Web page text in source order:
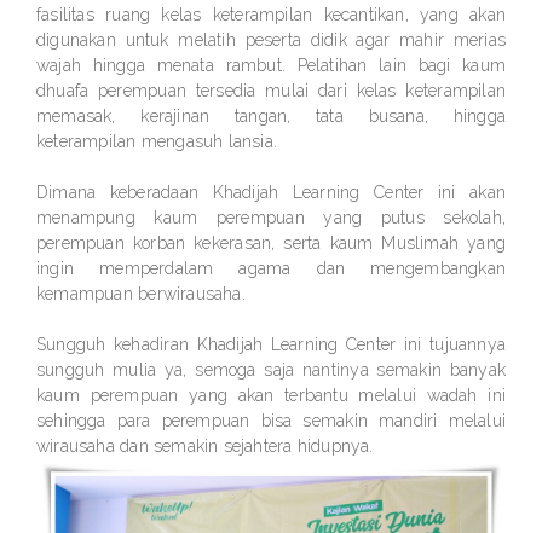
fasilitas ruang kelas keterampilan kecantikan, yang akan
digunakan untuk melatih peserta didik agar mahir merias
wajah hingga menata rambut. Pelatihan lain bagi kaum
dhuafa perempuan tersedia mulai dari kelas keterampilan
memasak, kerajinan tangan, tata busana, hingga
keterampilan mengasuh lansia.
Dimana keberadaan Khadijah Learning Center ini akan
menampung kaum perempuan yang putus sekolah,
perempuan korban kekerasan, serta kaum Muslimah yang
ingin memperdalam agama dan mengembangkan
kemampuan berwirausaha.
Sungguh kehadiran Khadijah Learning Center ini tujuannya
sungguh mulia ya, semoga saja nantinya semakin banyak
kaum perempuan yang akan terbantu melalui wadah ini
sehingga para perempuan bisa semakin mandiri melalui
wirausaha dan semakin sejahtera hidupnya.